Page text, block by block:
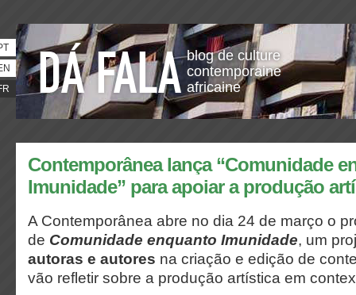
blog de culture
contemporaine
africaine
Contemporânea lança “Comunidade
Imunidade” para apoiar a produção
A Contemporânea abre no dia 24 de março o
de Comunidade enquanto Imunidade, um
autoras e autores na criação e edição de
vão refletir sobre a produção artística em